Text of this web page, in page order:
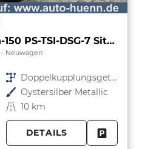
Comfort Plus Edition-150 PS-TSI-DSG-7 Sitzer-AHK-NAVI-WINTER-LED-KLIMA 3 ZONEN-ALU17"-ACC-PDC2x-KAMERA-sofort
Neuwagen
Getriebe
Doppelkupplungsgetriebe (DSG)
Außenfarbe Oystersilber Metallic
Kilometerstand 10 km
DETAILS